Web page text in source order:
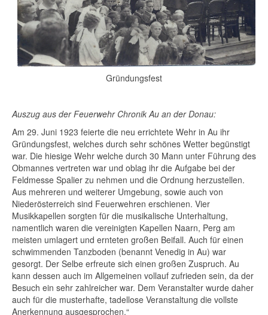
Gründungsfest
Auszug aus der Feuerwehr Chronik Au an der Donau:
Am 29. Juni 1923 feierte die neu errichtete Wehr in Au ihr
Gründungsfest, welches durch sehr schönes Wetter begünstigt
war. Die hiesige Wehr welche durch 30 Mann unter Führung des
Obmannes vertreten war und oblag ihr die Aufgabe bei der
Feldmesse Spalier zu nehmen und die Ordnung herzustellen.
Aus mehreren und weiterer Umgebung, sowie auch von
Niederösterreich sind Feuerwehren erschienen. Vier
Musikkapellen sorgten für die musikalische Unterhaltung,
namentlich waren die vereinigten Kapellen Naarn, Perg am
meisten umlagert und ernteten großen Beifall. Auch für einen
schwimmenden Tanzboden (benannt Venedig in Au) war
gesorgt. Der Selbe erfreute sich einen großen Zuspruch. Au
kann dessen auch im Allgemeinen vollauf zufrieden sein, da der
Besuch ein sehr zahlreicher war. Dem Veranstalter wurde daher
auch für die musterhafte, tadellose Veranstaltung die vollste
Anerkennung ausgesprochen.“